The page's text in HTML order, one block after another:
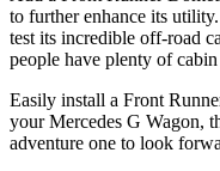
to further enhance its
test its incredible off-road
people have plenty of
Easily install a Front
your Mercedes G Wagon,
adventure one to look